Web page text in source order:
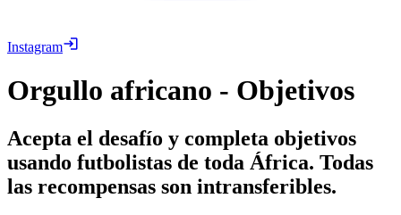
Instagram
Orgullo africano - Objetivos
Acepta el desafío y completa objetivos
usando futbolistas de toda África. Todas
las recompensas son intransferibles.